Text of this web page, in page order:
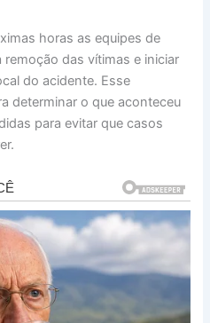
horas as equipes de
das vítimas e iniciar
do acidente. Esse
determinar o que aconteceu
para evitar que casos